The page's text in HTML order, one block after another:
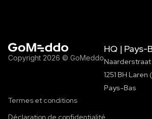
Copyright 2026 © GoMeddo
HQ | Pays-
1251 BH Laren
Pays-Bas
Termes et conditions
Déclaration de confidentialité